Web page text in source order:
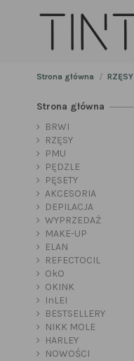
Strona główna RZĘSY
Strona główna
BRWI
RZĘSY
PMU
PĘDZLE
PĘSETY
AKCESORIA
DEPILACJA
WYPRZEDAŻ
MAKE-UP
ELAN
REFECTOCIL
OkO
OKINK
InLEI
BESTSELLERY
NIKK MOLE
HARLEY
NOWOŚCI